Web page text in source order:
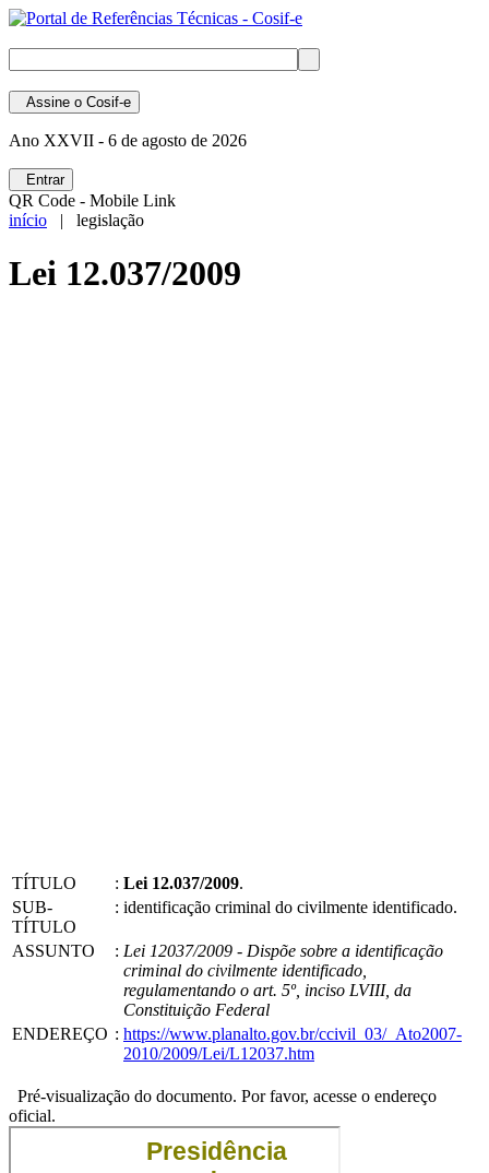
Assine o Cosif-e
Ano XXVII - 6 de agosto de 2026
Entrar
QR Code - Mobile Link
início | legislação
Lei 12.037/2009
TÍTULO : Lei 12.037/2009.
SUB-
TÍTULO
: identificação criminal do civilmente identificado.
ASSUNTO : Lei 12037/2009 - Dispõe sobre a identificação
criminal do civilmente identificado,
regulamentando o art. 5º, inciso LVIII, da
Constituição Federal
ENDEREÇO : https://www.planalto.gov.br/ccivil_03/_Ato2007-
2010/2009/Lei/L12037.htm
Pré-visualização do documento. Por favor, acesse o endereço
oficial.